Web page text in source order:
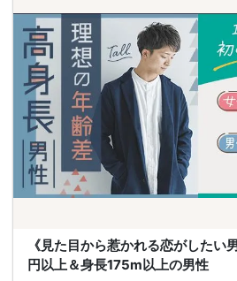
《見た目から惹かれる恋がしたい
円以上＆身長175m以上の男性